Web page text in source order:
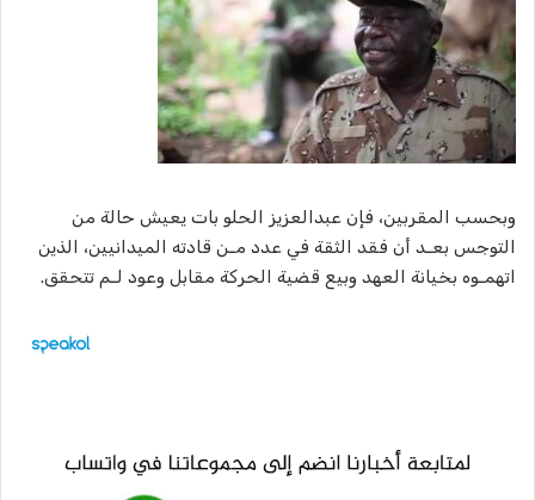
وبحسب المقربين، فإن عبدالعزيز الحلو بات يعيش حالة من
التوجس بعـد أن فقد الثقة في عدد مـن قادته الميدانيين، الذين
اتهمـوه بخيانة العهد وبيع قضية الحركة مقابل وعود لـم تتحقق.